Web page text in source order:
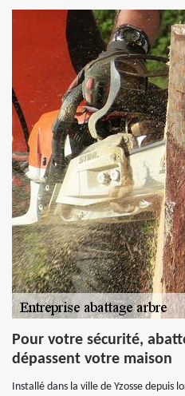
Pour votre sécurité,
dépassent votre maison
Installé dans la ville de Yzosse depuis